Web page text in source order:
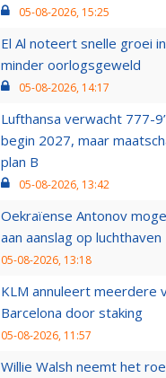
05-08-2026, 15:25
El Al noteert snelle groei
minder oorlogsgeweld
05-08-2026, 14:17
Lufthansa verwacht 777-
begin 2027, maar
plan B
05-08-2026, 13:42
Oekraïense Antonov
aan aanslag op
05-08-2026, 13:18
KLM annuleert meerdere
Barcelona door staking
05-08-2026, 11:57
Willie Walsh neemt het